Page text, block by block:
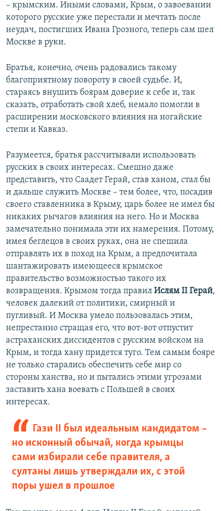
– крымским. Иными словами, Крым, о завоевании
которого русские уже перестали и мечтать после
неудач, постигших Ивана Грозного, теперь сам шел
Москве в руки.
Братья, конечно, очень радовались такому
благоприятному повороту в своей судьбе. И,
стараясь внушить боярам доверие к себе и, так
сказать, отработать свой хлеб, немало помогли в
расширении московского влияния на ногайские
степи и Кавказ.
Разумеется, братья рассчитывали использовать
русских в своих интересах. Смешно даже
представить, что Саадет Герай, став ханом, стал бы
и дальше служить Москве – тем более, что, посадив
своего ставленника в Крыму, царь более не имел бы
никаких рычагов влияния на него. Но и Москва
замечательно понимала эти их намерения. Потому,
имея беглецов в своих руках, она не спешила
отправлять их в поход на Крым, а предпочитала
шантажировать имеющееся крымское
правительство возможностью такого их
возвращения. Крымом тогда правил Ислям II Герай,
человек далекий от политики, смирный и
пугливый. И Москва умело пользовалась этим,
непрестанно стращая его, что вот-вот отпустит
астраханских диссидентов с русским войском на
Крым, и тогда хану придется туго. Тем самым бояре
не только старались обеспечить себе мир со
стороны ханства, но и пытались этими угрозами
заставить хана воевать с Польшей в своих
интересах.
Гази II был идеальным кандидатом –
но исконный обычай, когда крымцы
сами избирали себе правителя, а
султаны лишь утверждали их, с этой
поры ушел в прошлое